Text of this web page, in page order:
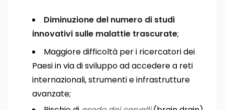
Diminuzione del numero di studi
innovativi sulle malattie trascurate;
Maggiore difficoltà per i ricercatori dei
Paesi in via di sviluppo ad accedere a reti
internazionali, strumenti e infrastrutture
avanzate;